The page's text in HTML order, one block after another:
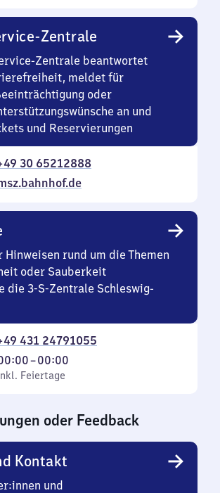
Zentrale
Zentrale beantwortet
meldet für
oder
an und
und Reservierungen
30 65212888
Hinweisen rund um die Themen
oder Sauberkeit
die 3-S-Zentrale Schleswig-
431 24791055
–00:00
Feiertage
oder Feedback
Kontakt
und